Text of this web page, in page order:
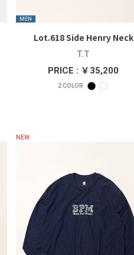
MEN
Lot.618 Side Henry Neck
T.T
PRICE : ￥35,200
2COLOR
NEW